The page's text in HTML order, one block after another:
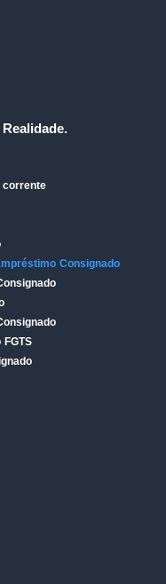
corrente
Consignado